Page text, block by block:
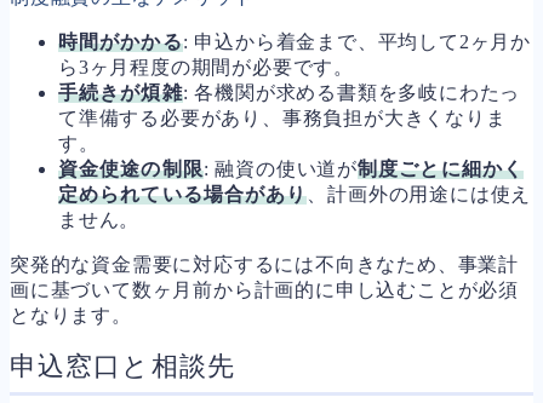
時間がかかる: 申込から着金まで、平均して2ヶ月か
ら3ヶ月程度の期間が必要です。
手続きが煩雑: 各機関が求める書類を多岐にわたっ
て準備する必要があり、事務負担が大きくなりま
す。
資金使途の制限: 融資の使い道が制度ごとに細かく
定められている場合があり 、計画外の用途には使え
ません。
突発的な資金需要に対応するには不向きなため、事業計
画に基づいて数ヶ月前から計画的に申し込むことが必須
となります。
申込窓口と相談先